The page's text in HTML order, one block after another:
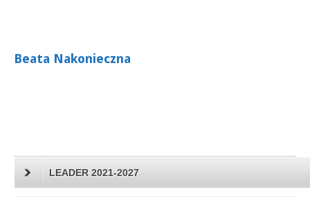
Beata Nakonieczna
LEADER 2021-2027